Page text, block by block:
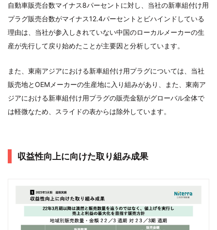
自動車販売台数マイナス8パーセントに対し、当社の新車組付け用
プラグ販売台数がマイナス12.4パーセントとビハインドしている
理由は、当社が参入しきれていない中国のローカルメーカーの生
産が先行して戻り始めたことが主要因と分析しています。
また、東南アジアにおける新車組付け用プラグについては、当社
販売地とOEMメーカーの生産地に入り組みがあり、また、東南ア
ジアにおける新車組付け用プラグの販売金額がグローバル全体で
は軽微なため、スライドの表からは除外しています。
収益性向上に向けた取り組み成果